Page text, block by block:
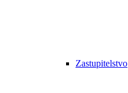
Zastupitelstvo